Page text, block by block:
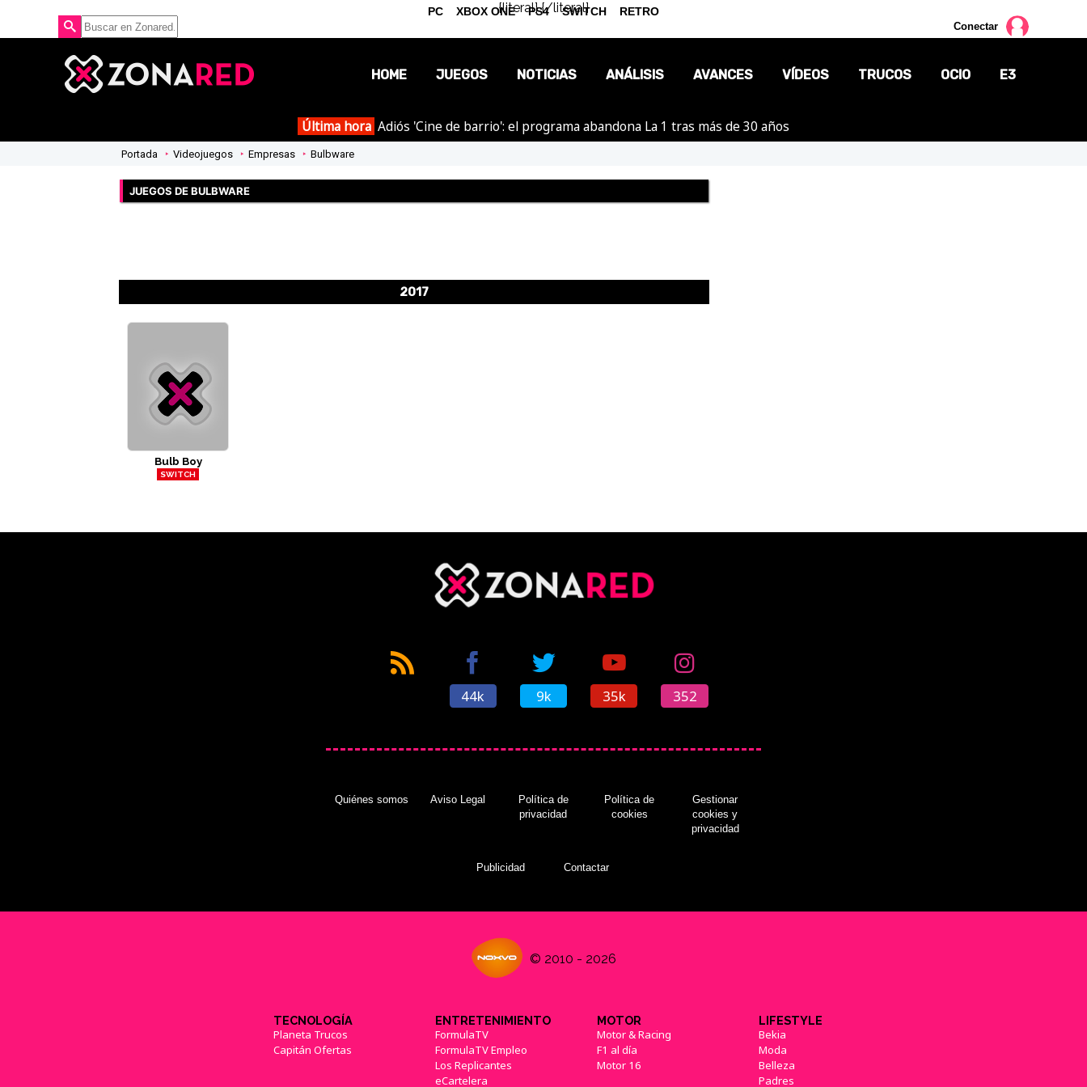
{literal}{/literal}
Conectar
HOME JUEGOS NOTICIAS
OPINIÓN
ANÁLISIS AVANCES VÍDEOS TRUCOS OCIO E3
Última hora Adiós 'Cine de barrio': el programa abandona La 1 tras más de 30 años
Portada Videojuegos Empresas Bulbware
JUEGOS DE BULBWARE
2017
Bulb Boy
SWITCH
PC XBOX ONE PS4 SWITCH RETRO
44k 9k 35k 352
Quiénes somos Aviso Legal
Política de
privacidad
Política de
cookies
Gestionar
cookies y
privacidad
Publicidad Contactar
© 2010 - 2026
TECNOLOGÍA
Planeta Trucos
Capitán Ofertas
ENTRETENIMIENTO
FormulaTV
FormulaTV Empleo
Los Replicantes
eCartelera
MOTOR
Motor & Racing
F1 al día
Motor 16
LIFESTYLE
Bekia
Moda
Belleza
Padres